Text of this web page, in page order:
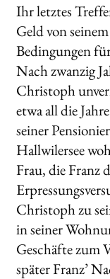
Ihr letztes
Geld von
Bedingungen
Nach zwanzig
Christoph
etwa all die
seiner
Hallwilersee
Frau, die Franz
Christoph zu
in seiner
Geschäfte zum
später Franz’